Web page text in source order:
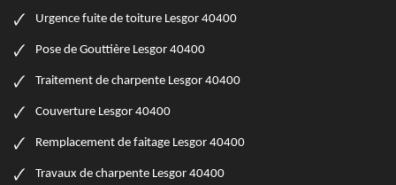
Urgence fuite de toiture Lesgor 40400
Pose de Gouttière Lesgor 40400
Traitement de charpente Lesgor 40400
Couverture Lesgor 40400
Remplacement de faitage Lesgor 40400
Travaux de charpente Lesgor 40400